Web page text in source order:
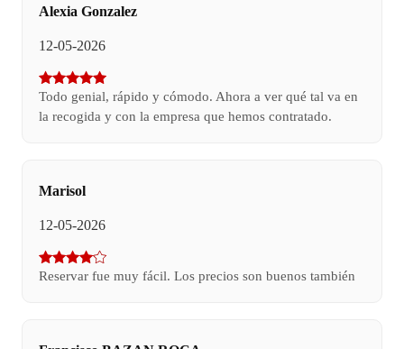
Alexia Gonzalez
12-05-2026
Todo genial, rápido y cómodo. Ahora a ver qué tal va en
la recogida y con la empresa que hemos contratado.
Marisol
12-05-2026
Reservar fue muy fácil. Los precios son buenos también